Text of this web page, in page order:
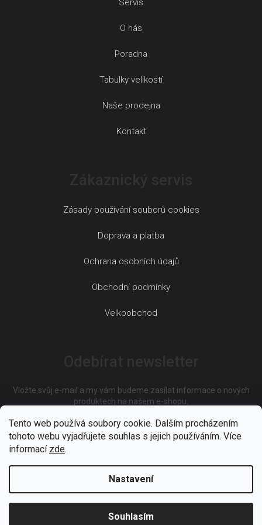
Tento web používá soubory cookie. Dalším procházením
tohoto webu vyjadřujete souhlas s jejich používáním. Více
informací zde.
Nastavení
Souhlasím
Servis
O nás
Poradna
Tabulky velikostí
Naše prodejna
Kontakt
Zásady používání souborů cookies
Doprava a platba
Ochrana osobních údajů
Obchodní podmínky
Velkoobchod
Vložte svůj e-mail a my vám budeme zasílat informace o nových
produktech na našem e-shopu.
E-mail
Vložením e-mailu souhlasíte spodmínkami ochrany osobních
údajů
PŘIHLÁSIT SE